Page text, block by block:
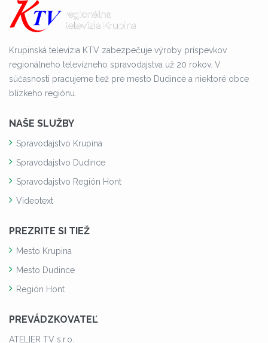
Krupinská televízia KTV zabezpečuje výroby príspevkov
regionálneho televízneho spravodajstva už 20 rokov. V
súčasnosti pracujeme tiež pre mesto Dudince a niektoré obce
blízkeho regiónu.
NAŠE SLUŽBY
Spravodajstvo Krupina
Spravodajstvo Dudince
Spravodajstvo Región Hont
Videotext
PREZRITE SI TIEŽ
Mesto Krupina
Mesto Dudince
Región Hont
PREVÁDZKOVATEĽ
ATELIER TV s.r.o.